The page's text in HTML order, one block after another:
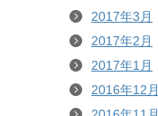
2017年3月
2017年2月
2017年1月
2016年12月